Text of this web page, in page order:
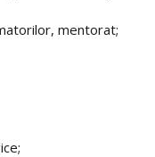
mentorat;